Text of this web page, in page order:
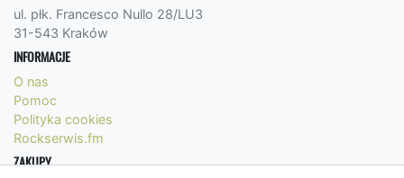
ul. płk. Francesco Nullo 28/LU3
31-543 Kraków
INFORMACJE
O nas
Pomoc
Polityka cookies
Rockserwis.fm
ZAKUPY